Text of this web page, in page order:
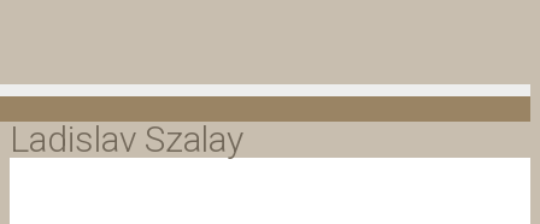
Ladislav Szalay